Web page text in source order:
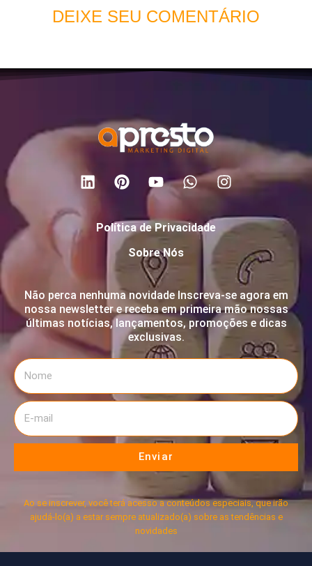
DEIXE SEU COMENTÁRIO
Política de Privacidade
Sobre Nós
Não perca nenhuma novidade Inscreva-se agora em
nossa newsletter e receba em primeira mão nossas
últimas notícias, lançamentos, promoções e dicas
exclusivas.
Enviar
Ao se inscrever, você terá acesso a conteúdos especiais, que irão
ajudá-lo(a) a estar sempre atualizado(a) sobre as tendências e
novidades